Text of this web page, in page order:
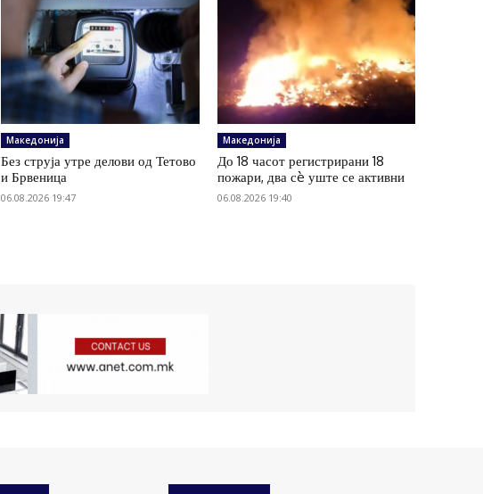
Македонија
Без струја утре делови од Тетово
и Брвеница
06.08.2026 19:47
Македонија
До 18 часот регистрирани 18
пожари, два сè уште се активни
06.08.2026 19:40